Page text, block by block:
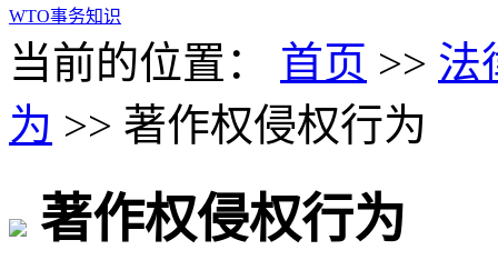
WTO事务知识
当前的位置： 首页 >> 法
为 >> 著作权侵权行为
著作权侵权行为